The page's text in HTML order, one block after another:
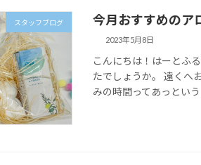
スタッフブログ 今月おすすめのア
2023年5月8日
こんにちは！はーとふ
たでしょうか。 遠くへ
みの時間ってあっとい